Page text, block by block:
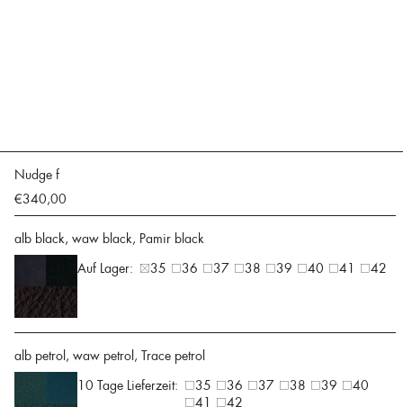
Nudge f
€340,00
alb black, waw black, Pamir black
Auf Lager:
35 36 37 38 39 40 41 42
alb petrol, waw petrol, Trace petrol
10 Tage Lieferzeit:
35 36 37 38 39
40
41
42